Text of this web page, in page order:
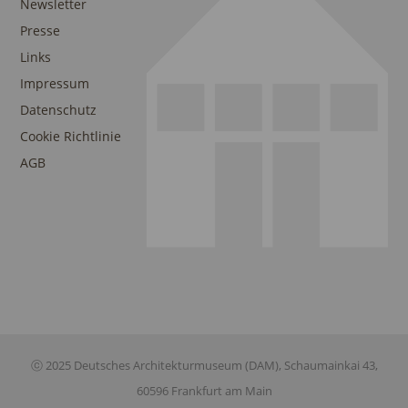
Newsletter
Presse
Links
Impressum
Datenschutz
Cookie Richtlinie
AGB
ⓒ 2025 Deutsches Architekturmuseum (DAM), Schaumainkai 43,
60596 Frankfurt am Main